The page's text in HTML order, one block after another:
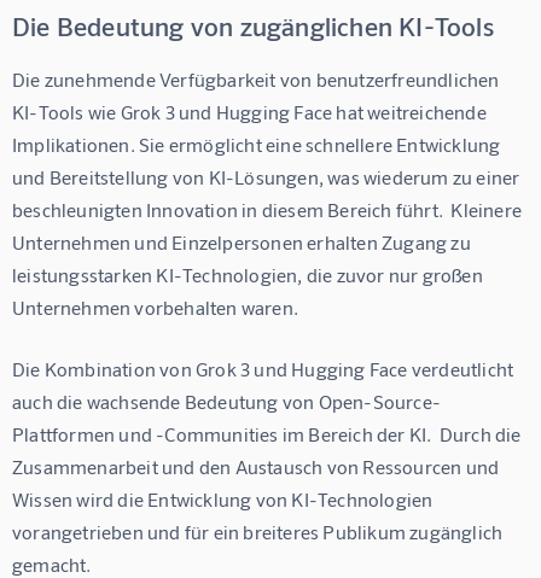
Die Bedeutung von zugänglichen KI-Tools
Die zunehmende Verfügbarkeit von benutzerfreundlichen
KI-Tools wie Grok 3 und Hugging Face hat weitreichende
Implikationen. Sie ermöglicht eine schnellere Entwicklung
und Bereitstellung von KI-Lösungen, was wiederum zu einer
beschleunigten Innovation in diesem Bereich führt.  Kleinere
Unternehmen und Einzelpersonen erhalten Zugang zu
leistungsstarken KI-Technologien, die zuvor nur großen
Unternehmen vorbehalten waren.
Die Kombination von Grok 3 und Hugging Face verdeutlicht
auch die wachsende Bedeutung von Open-Source-
Plattformen und -Communities im Bereich der KI.  Durch die
Zusammenarbeit und den Austausch von Ressourcen und
Wissen wird die Entwicklung von KI-Technologien
vorangetrieben und für ein breiteres Publikum zugänglich
gemacht.